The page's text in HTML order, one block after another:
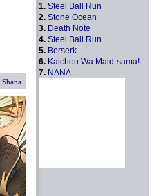
Shana
1. Steel Ball Run
2. Stone Ocean
3. Death Note
4. Steel Ball Run
5. Berserk
6. Kaichou Wa Maid-sama!
7. NANA